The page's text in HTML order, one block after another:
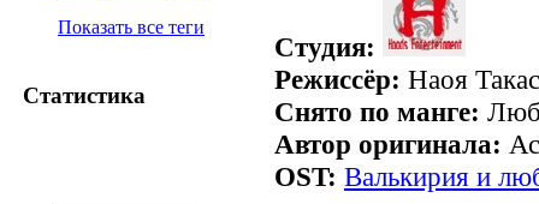
Показать все теги
Статистика
Студия:
Режиссёр: Наоя
Снято по манге:
Автор оригинала:
OST: Валькирия и